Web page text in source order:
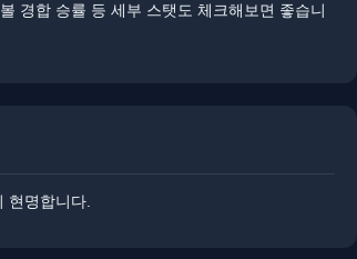
경합 승률 등 세부 스탯도 체크해보면 좋습니
현명합니다.